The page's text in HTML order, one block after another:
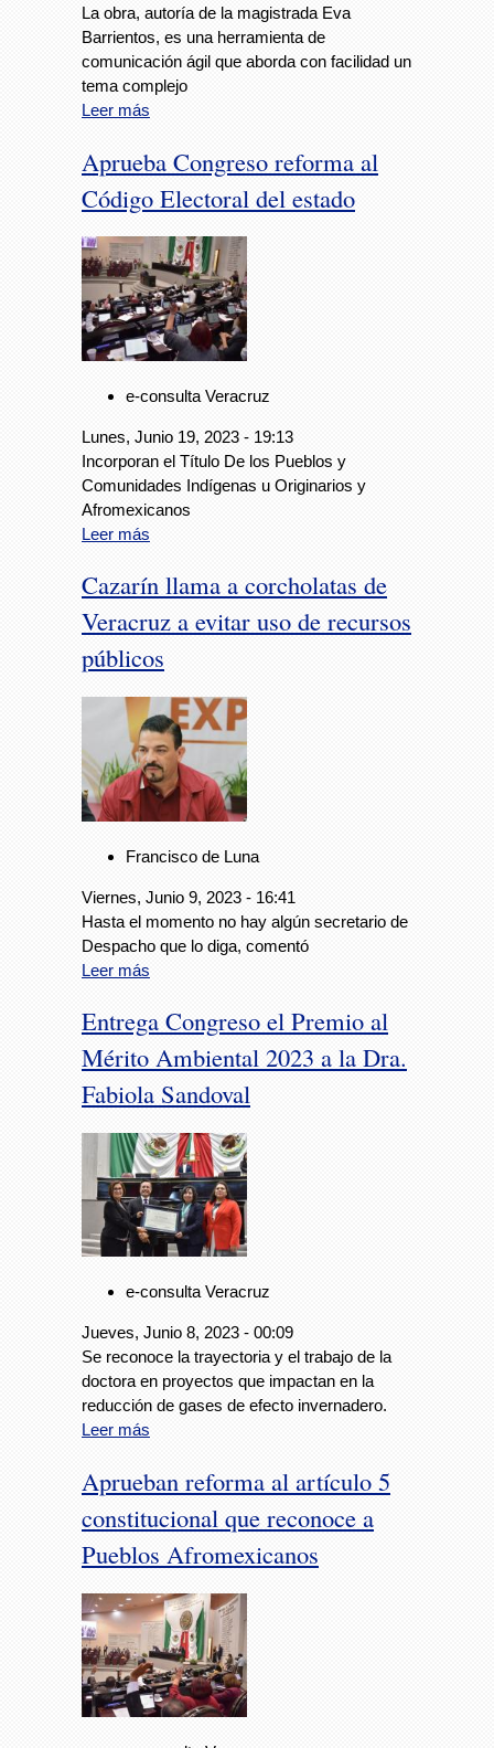
La obra, autoría de la magistrada Eva
Barrientos, es una herramienta de
comunicación ágil que aborda con facilidad un
tema complejo
Leer más
Aprueba Congreso reforma al
Código Electoral del estado
e-consulta Veracruz
Lunes, Junio 19, 2023 - 19:13
Incorporan el Título De los Pueblos y
Comunidades Indígenas u Originarios y
Afromexicanos
Leer más
Cazarín llama a corcholatas de
Veracruz a evitar uso de recursos
públicos
Francisco de Luna
Viernes, Junio 9, 2023 - 16:41
Hasta el momento no hay algún secretario de
Despacho que lo diga, comentó
Leer más
Entrega Congreso el Premio al
Mérito Ambiental 2023 a la Dra.
Fabiola Sandoval
e-consulta Veracruz
Jueves, Junio 8, 2023 - 00:09
Se reconoce la trayectoria y el trabajo de la
doctora en proyectos que impactan en la
reducción de gases de efecto invernadero.
Leer más
Aprueban reforma al artículo 5
constitucional que reconoce a
Pueblos Afromexicanos